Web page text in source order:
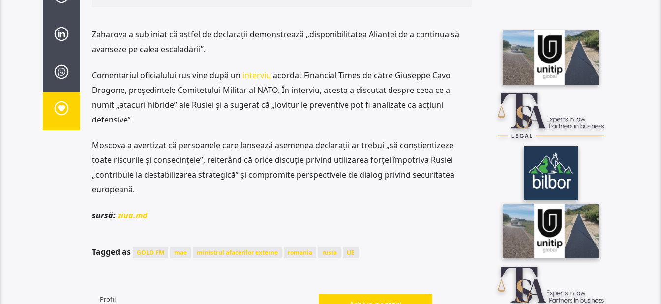
Zaharova a subliniat că astfel de declarații demonstrează „disponibilitatea Alianței de a continua să
avanseze pe calea escaladării”.
Comentariul oficialului rus vine după un interviu acordat Financial Times de către Giuseppe Cavo
Dragone, președintele Comitetului Militar al NATO. În interviu, acesta a discutat despre ceea ce a
numit „atacuri hibride” ale Rusiei și a sugerat că „loviturile preventive pot fi analizate ca acțiuni
defensive”.
Moscova a avertizat că persoanele care lansează asemenea declarații ar trebui „să conștientizeze
toate riscurile și consecințele”, reiterând că orice discuție privind utilizarea forței împotriva Rusiei
„contribuie la destabilizarea strategică” și compromite perspectivele de dialog privind securitatea
europeană.
sursă:ziua.md
Tagged as GOLD FM mae ministrul afacerilor externe romania rusia UE
Profil